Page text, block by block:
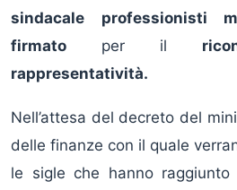
sindacale professionisti
firmato per il
rappresentatività.
Nell’attesa del decreto del
delle finanze con il quale
le sigle che hanno